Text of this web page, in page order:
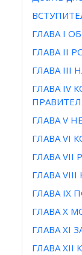
ГЛАВА I
ГЛАВА II
ГЛАВА III
ГЛАВА IV
ГЛАВА V
ГЛАВА VI
ГЛАВА
ГЛАВА
ГЛАВА IX
ГЛАВА Х
ГЛАВА XI
ГЛАВА XII